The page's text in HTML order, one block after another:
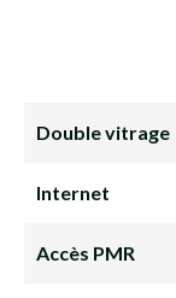
Double vitrage
Internet
Accès PMR